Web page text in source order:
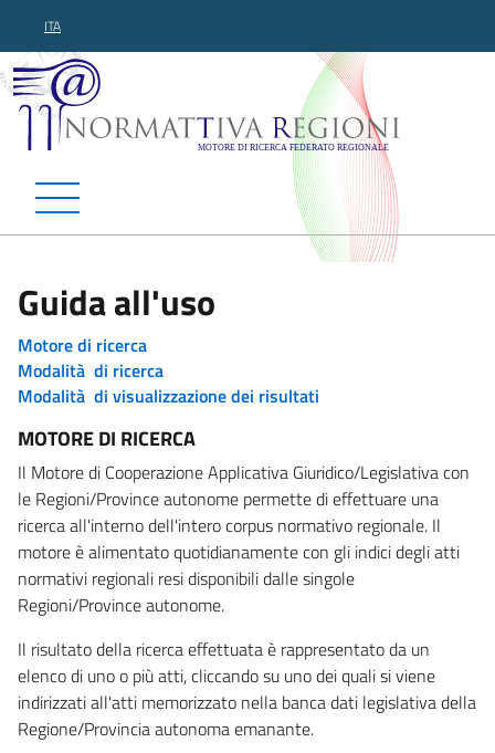
ITA
Normattiva Regioni -
Guida all'uso
Motore di ricerca
Modalità di ricerca
Modalità di visualizzazione dei risultati
MOTORE DI RICERCA
Il Motore di Cooperazione Applicativa Giuridico/Legislativa con
le Regioni/Province autonome permette di effettuare una
ricerca all'interno dell'intero corpus normativo regionale. Il
motore è alimentato quotidianamente con gli indici degli atti
normativi regionali resi disponibili dalle singole
Regioni/Province autonome.
Il risultato della ricerca effettuata è rappresentato da un
elenco di uno o più atti, cliccando su uno dei quali si viene
indirizzati all'atti memorizzato nella banca dati legislativa della
Regione/Provincia autonoma emanante.